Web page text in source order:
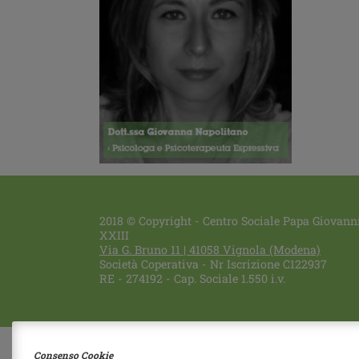
2018 © Copyright - Centro Sociale Papa
XXIII
Via G. Bruno 11 | 41058 Vignola (Modena)
Società Coperativa - Nr Iscrizione C122937
RE - 274192 - Cap. Sociale 1.550 i.v.
Consenso Cookie